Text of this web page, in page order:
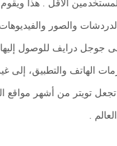
الأقل . هذا ويقوم
والصور
جوجل درايف للوصول
الهاتف والتطبيق، إلى
تجعل تويتر من أشهر مواقع
.